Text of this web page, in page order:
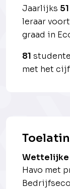
Jaarlijks 51
leraar
graad in
81
met het
Wettelijke
Havo met